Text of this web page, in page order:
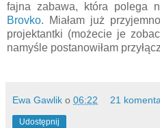
fajna zabawa, która polega
Brovko. Miałam już
projektantki (możecie je
namyśle postanowiłam
Ewa Gawlik o 06:22 21
Udostępnij